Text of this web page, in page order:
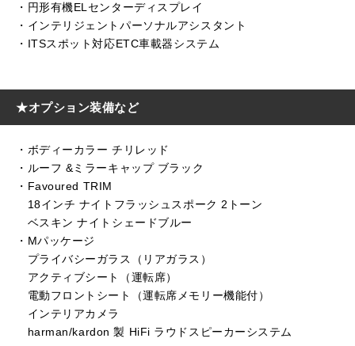
・円形有機ELセンターディスプレイ
・インテリジェントパーソナルアシスタント
・ITSスポット対応ETC車載器システム
★オプション装備など
・ボディーカラー チリレッド
・ルーフ &ミラーキャップ ブラック
・Favoured TRIM
18インチ ナイトフラッシュスポーク 2トーン
ベスキン ナイトシェードブルー
・Mパッケージ
プライバシーガラス（リアガラス）
アクティブシート（運転席）
電動フロントシート（運転席メモリー機能付）
インテリアカメラ
harman/kardon 製 HiFi ラウドスピーカーシステム